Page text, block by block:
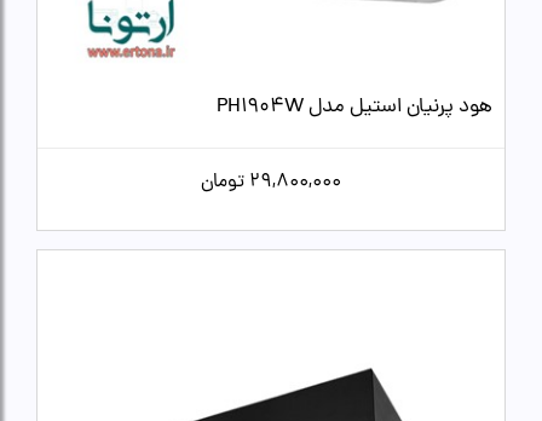
هود پرنیان استیل مدل PH1904W
29,800,000 تومان